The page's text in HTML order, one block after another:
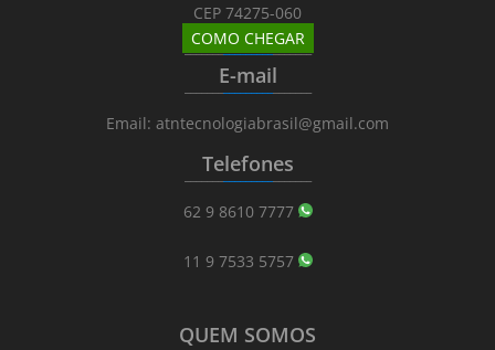
CEP 74275-060
COMO CHEGAR
_______________________
E-mail
_______________________
Email: atntecnologiabrasil@gmail.com
Telefones
_______________________
62 9 8610 7777
11 9 7533 5757
QUEM SOMOS
_______________________